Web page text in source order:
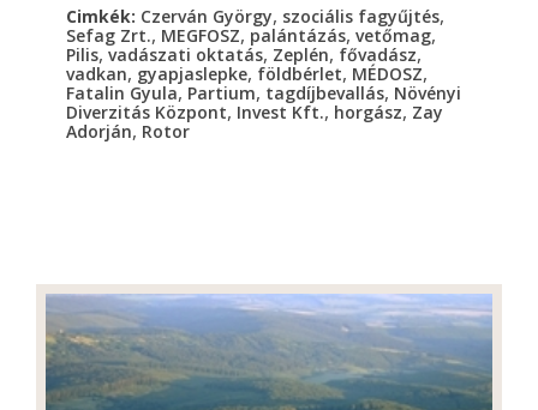
Cimkék: Czerván György, szociális fagyűjtés,
Sefag Zrt., MEGFOSZ, palántázás, vetőmag,
Pilis,vadászati oktatás, Zeplén, fővadász,
vadkan, gyapjaslepke, földbérlet, MÉDOSZ,
Fatalin Gyula, Partium, tagdíjbevallás, Növényi
Diverzitás Központ, Invest Kft., horgász, Zay
Adorján, Rotor